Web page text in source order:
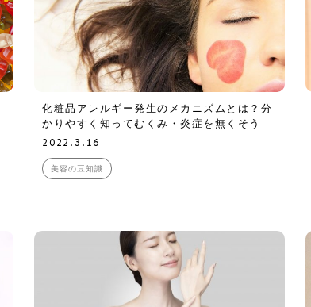
化粧品アレルギー発生のメカニズムとは？分
かりやすく知ってむくみ・炎症を無くそう
2022.3.16
美容の豆知識